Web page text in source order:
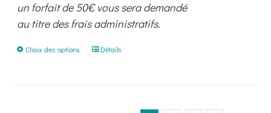
un forfait de 50€ vous sera demandé
au titre des frais administratifs.
Choix des options
CeDétails